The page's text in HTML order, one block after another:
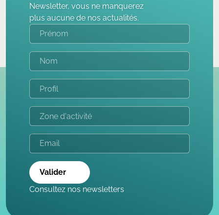
Newsletter, vous ne manquerez
plus aucune de nos actualités.
Valider
Consultez nos newsletters